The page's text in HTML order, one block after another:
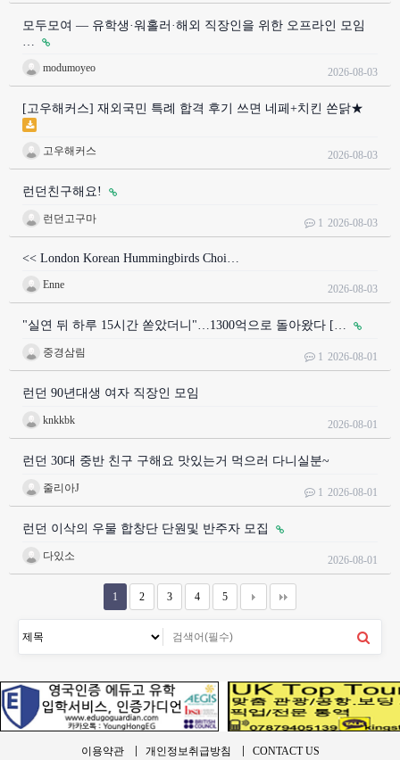
모두모여 — 유학생·워홀러·해외 직장인을 위한 오프라인 모임
modumoyeo 2026-08-03
[고우해커스] 재외국민 특례 합격 후기 쓰면 네페+치킨 쏜닭★
고우해커스 2026-08-03
런던친구해요!
런던고구마 1 2026-08-03
<< London Korean Hummingbirds Choi…
Enne 2026-08-03
"실연 뒤 하루 15시간 쏟았더니"…1300억으로 돌아왔다 […
중경삼림 1 2026-08-01
런던 90년대생 여자 직장인 모임
knkkbk 2026-08-01
런던 30대 중반 친구 구해요 맛있는거 먹으러 다니실분~
줄리아J 1 2026-08-01
런던 이삭의 우물 합창단 단원및 반주자 모집
다있소 2026-08-01
1 2 3 4 5
이용약관 개인정보취급방침 CONTACT US